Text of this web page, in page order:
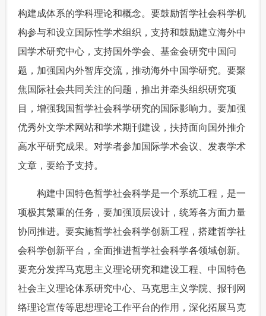
构建成体系的学科理论和概念。要鼓励哲学社会科学机
构参与和设立国际性学术组织，支持和鼓励建立海外中
国学术研究中心，支持国外学会、基金会研究中国问
题，加强国内外智库交流，推动海外中国学研究。要聚
焦国际社会共同关注的问题，推出并牵头组织研究项
目，增强我国哲学社会科学研究的国际影响力。要加强
优秀外文学术网站和学术期刊建设，扶持面向国外推介
高水平研究成果。对学者参加国际学术会议、发表学术
文章，要给予支持。
构建中国特色哲学社会科学是一个系统工程，是一
项极其繁重的任务，要加强顶层设计，统筹各方面力量
协同推进。要实施哲学社会科学创新工程，搭建哲学社
会科学创新平台，全面推进哲学社会科学各领域创新。
要充分发挥马克思主义理论研究和建设工程、中国特色
社会主义理论体系研究中心、马克思主义学院、报刊网
络理论宣传等思想理论工作平台的作用，深化拓展马克